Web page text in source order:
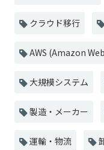
クラウド移行
AWS (Amazon
大規模システム
製造・メーカー
運輸・物流